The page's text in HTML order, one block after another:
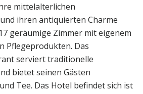
mittelalterlichen
ihren antiquierten Charme
geräumige Zimmer mit eigenem
Pflegeprodukten. Das
serviert traditionelle
bietet seinen Gästen
Tee. Das Hotel befindet sich ist